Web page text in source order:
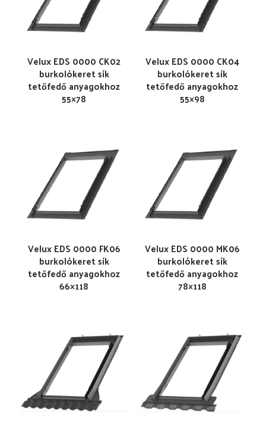
Velux EDS 0000 CK02
burkolókeret sík
tetőfedő anyagokhoz
55×78
Velux EDS 0000 CK04
burkolókeret sík
tetőfedő anyagokhoz
55×98
Velux EDS 0000 FK06
burkolókeret sík
tetőfedő anyagokhoz
66×118
Velux EDS 0000 MK06
burkolókeret sík
tetőfedő anyagokhoz
78×118